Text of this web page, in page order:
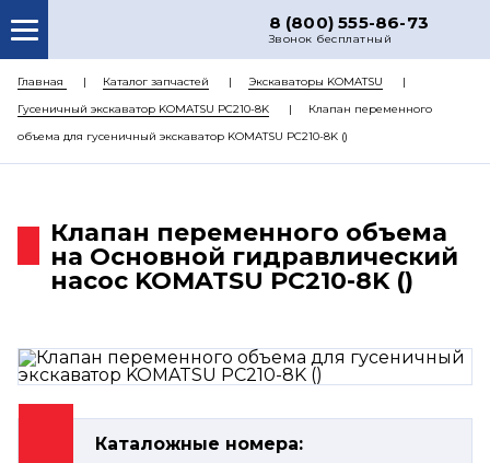
8 (800) 555-86-73
Звонок бесплатный
О НАС
КАТАЛОГ ЗАПЧАСТЕЙ
РЕМОНТ
ЦЕНЫ
КОНТАКТЫ
Главная Каталог запчастей
Экскаваторы KOMATSU
Гусеничный экскаватор KOMATSU PC210-8K
Клапан переменного
объема для гусеничный экскаватор KOMATSU PC210-8K ()
Клапан переменного объема
на Основной гидравлический
насос KOMATSU PC210-8K ()
Каталожные номера: